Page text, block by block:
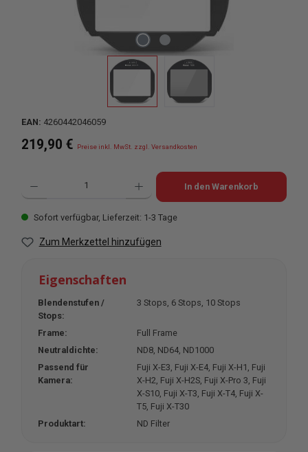
EAN: 4260442046059
Regulärer Preis:
219,90 € Preise inkl. MwSt. zzgl. Versandkosten
Produkt Anzahl: Gib den gewünschten Wert ein oder benutze die
In den Warenkorb
Sofort verfügbar, Lieferzeit: 1-3 Tage
Zum Merkzettel hinzufügen
Eigenschaften
Blendenstufen /
Stops:
3 Stops, 6 Stops, 10 Stops
Frame:
Full Frame
Neutraldichte:
ND8, ND64, ND1000
Passend für
Kamera:
Fuji X-E3, Fuji X-E4, Fuji X-H1 , Fuji
X-H2, Fuji X-H2S, Fuji X-Pro 3, Fuji
X-S10, Fuji X-T3, Fuji X-T4, Fuji X-
T5, Fuji X-T30
Produktart:
ND Filter